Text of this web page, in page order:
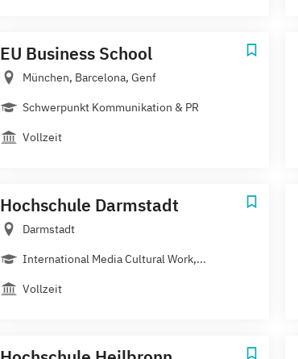
EU Business School
München, Barcelona, Genf
Schwerpunkt Kommunikation & PR
Vollzeit
Hochschule Darmstadt
Darmstadt
International Media Cultural Work,...
Vollzeit